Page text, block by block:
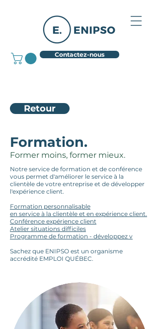
Contactez-nous
Retour
Formation.
Former moins, former mieux.
Notre service de formation et de conférence
vous permet d'améliorer le service à la
clientèle de votre entreprise et de développer
l'expérience client.
Formation personnalisable
en service à la clientèle et en expérience client.
Conférence expérience client
Atelier situations difficiles
Programme de formation - développez v
Sachez que ENIPSO est un organisme
accrédité EMPLOI QUÉBEC.